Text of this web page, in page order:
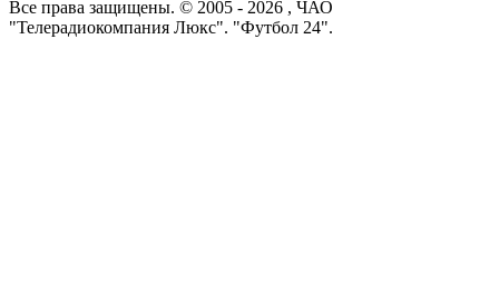
Все права защищены. © 2005 - 2026 , ЧАО
"Телерадиокомпания Люкс". "Футбол 24".